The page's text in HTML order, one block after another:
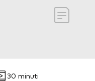
30 minuti